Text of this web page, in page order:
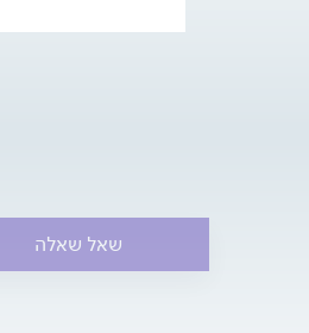
שאל שאלה